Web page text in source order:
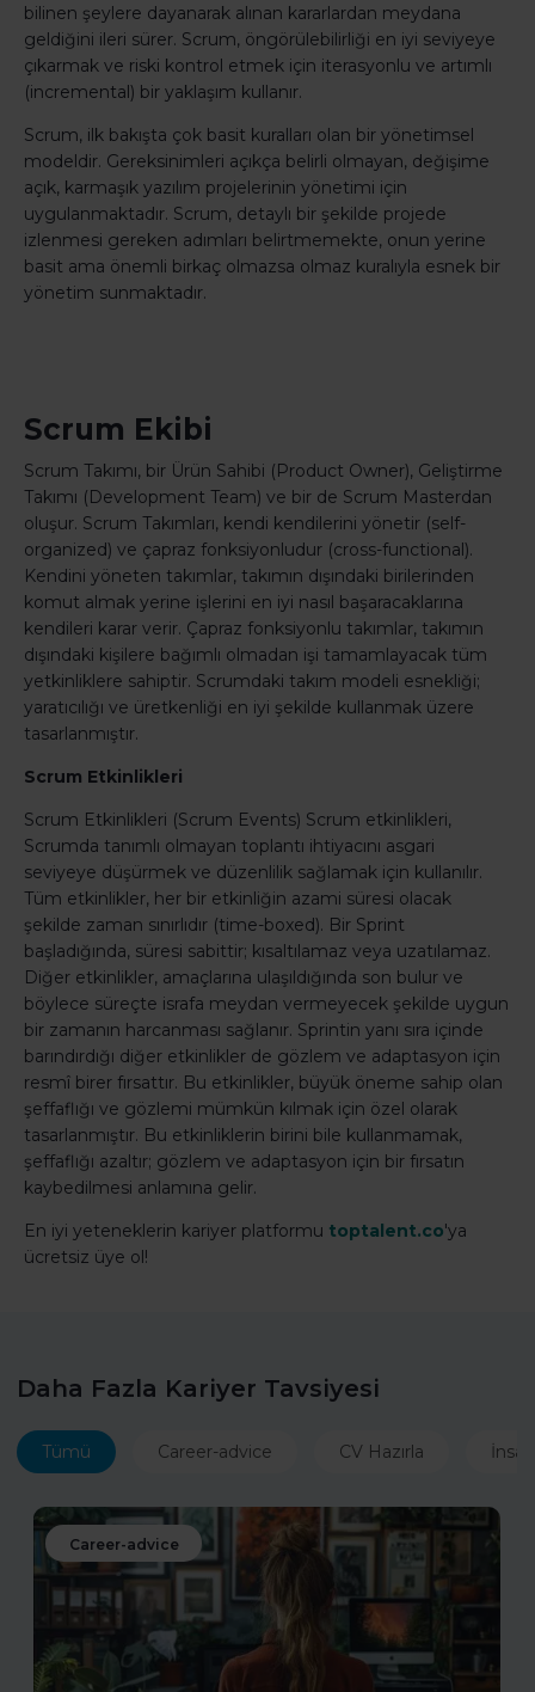
bilinen şeylere dayanarak alınan kararlardan meydana
geldiğini ileri sürer. Scrum, öngörülebilirliği en iyi seviyeye
çıkarmak ve riski kontrol etmek için iterasyonlu ve artımlı
(incremental) bir yaklaşım kullanır.
Scrum, ilk bakışta çok basit kuralları olan bir yönetimsel
modeldir. Gereksinimleri açıkça belirli olmayan, değişime
açık, karmaşık yazılım projelerinin yönetimi için
uygulanmaktadır. Scrum, detaylı bir şekilde projede
izlenmesi gereken adımları belirtmemekte, onun yerine
basit ama önemli birkaç olmazsa olmaz kuralıyla esnek bir
yönetim sunmaktadır.
Scrum Ekibi
Scrum Takımı, bir Ürün Sahibi (Product Owner), Geliştirme
Takımı (Development Team) ve bir de Scrum Masterdan
oluşur. Scrum Takımları, kendi kendilerini yönetir (self-
organized) ve çapraz fonksiyonludur (cross-functional).
Kendini yöneten takımlar, takımın dışındaki birilerinden
komut almak yerine işlerini en iyi nasıl başaracaklarına
kendileri karar verir. Çapraz fonksiyonlu takımlar, takımın
dışındaki kişilere bağımlı olmadan işi tamamlayacak tüm
yetkinliklere sahiptir. Scrumdaki takım modeli esnekliği;
yaratıcılığı ve üretkenliği en iyi şekilde kullanmak üzere
tasarlanmıştır.
Scrum Etkinlikleri
Scrum Etkinlikleri (Scrum Events) Scrum etkinlikleri,
Scrumda tanımlı olmayan toplantı ihtiyacını asgari
seviyeye düşürmek ve düzenlilik sağlamak için kullanılır.
Tüm etkinlikler, her bir etkinliğin azami süresi olacak
şekilde zaman sınırlıdır (time-boxed). Bir Sprint
başladığında, süresi sabittir; kısaltılamaz veya uzatılamaz.
Diğer etkinlikler, amaçlarına ulaşıldığında son bulur ve
böylece süreçte israfa meydan vermeyecek şekilde uygun
bir zamanın harcanması sağlanır. Sprintin yanı sıra içinde
barındırdığı diğer etkinlikler de gözlem ve adaptasyon için
resmî birer fırsattır. Bu etkinlikler, büyük öneme sahip olan
şeffaflığı ve gözlemi mümkün kılmak için özel olarak
tasarlanmıştır. Bu etkinliklerin birini bile kullanmamak,
şeffaflığı azaltır; gözlem ve adaptasyon için bir fırsatın
kaybedilmesi anlamına gelir.
En iyi yeteneklerin kariyer platformu toptalent.co'ya
ücretsiz üye ol!
Daha Fazla Kariyer Tavsiyesi
Tümü Career-advice CV Hazırla
Career-advice